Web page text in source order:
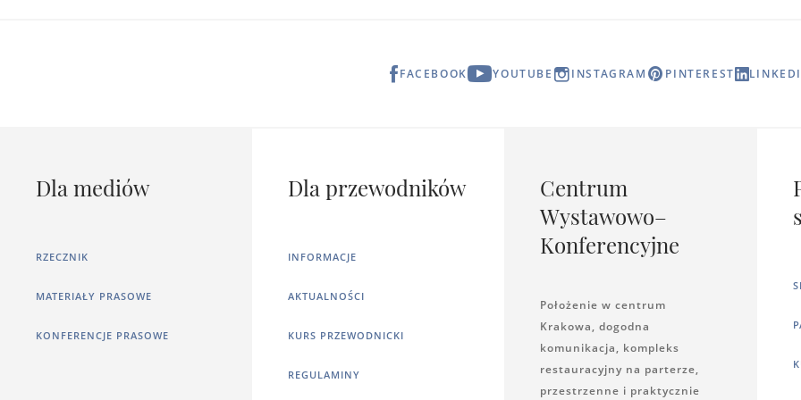
FACEBOOK YOUTUBE INSTAGRAM PINTEREST
Dla mediów
RZECZNIK
MATERIAŁY PRASOWE
KONFERENCJE PRASOWE
Dla przewodników
INFORMACJE
AKTUALNOŚCI
KURS PRZEWODNICKI
REGULAMINY
Centrum
Wystawowo–
Konferencyjne
Położenie w centrum
Krakowa, dogodna
komunikacja, kompleks
restauracyjny na parterze,
przestrzenne i praktycznie